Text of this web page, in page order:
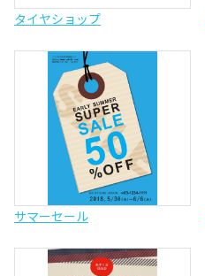
タイヤショップ
サマーセール